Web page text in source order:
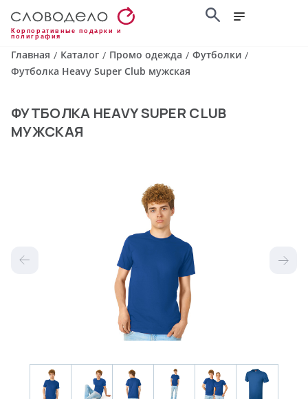
Корпоративные подарки и
полиграфия
Главная / Каталог / Промо одежда / Футболки /
Футболка Heavy Super Club мужская
ФУТБОЛКА HEAVY SUPER CLUB
МУЖСКАЯ